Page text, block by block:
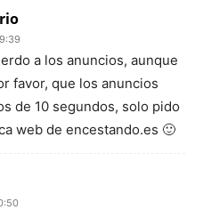
a los anuncios, aunque
favor, que los anuncios
de 10 segundos, solo pido
web de encestando.es 🙂